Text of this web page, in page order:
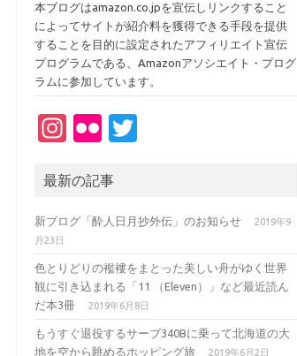
本ブログはamazon.co.jpを宣伝しリンクすること
によってサイトが紹介料を獲得できる手段を提供
することを目的に設定されたアフィリエイト宣伝
プログラムである、Amazonアソシエイト・プログ
ラムに参加しています。
In
a
gr
m
Fl
kr
te
最新の記事
新ブログ「酔人日月抄外伝」のお知らせ
2019年9
月23日
色とりどりの襤褸をまとった美しい舟がゆく世界
観に引き込まれる「11 （Eleven）」など最近読ん
だ本3冊
2019年6月8日
もうすぐ退役するサーブ340Bに乗って北海道の大
地を空から眺めるホッピング旅
2019年6月2日